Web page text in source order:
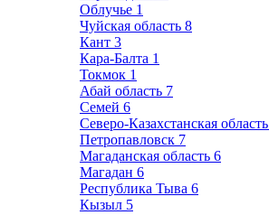
Облучье 1
Чуйская область 8
Кант 3
Кара-Балта 1
Токмок 1
Абай область 7
Семей 6
Северо-Казахстанская область
Петропавловск 7
Магаданская область 6
Магадан 6
Республика Тыва 6
Кызыл 5